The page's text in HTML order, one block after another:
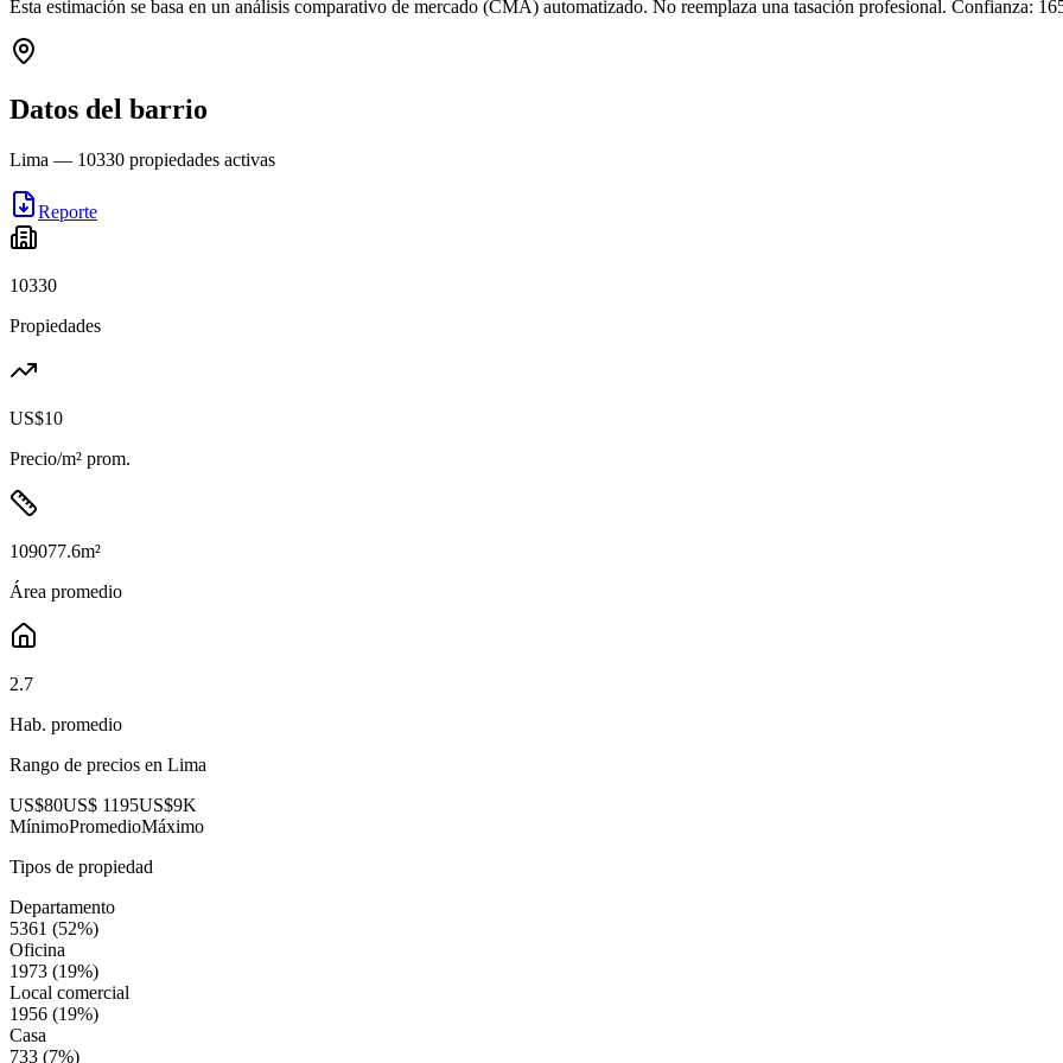
Esta estimación se basa en un análisis comparativo de mercado (CMA) automatizado. No reemplaza una tasación profesional. Confianza:
Datos del barrio
Lima — 10330 propiedades activas
Reporte
10330
Propiedades
US$10
Precio/m² prom.
109077.6m²
Área promedio
2.7
Hab. promedio
Rango de precios en Lima
US$80US$ 1195US$9K
MínimoPromedioMáximo
Tipos de propiedad
Departamento
5361 (52%)
Oficina
1973 (19%)
Local comercial
1956 (19%)
Casa
733 (7%)